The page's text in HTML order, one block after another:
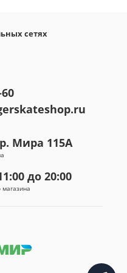
сетях
Мира 115А
до 20:00